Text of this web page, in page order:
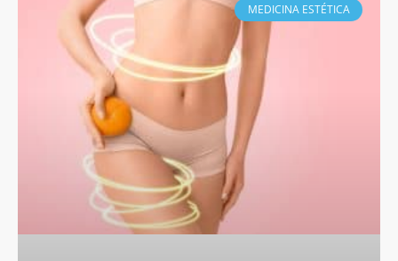
MEDICINA ESTÉTICA